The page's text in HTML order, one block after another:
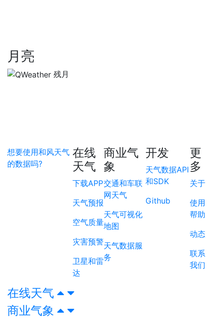
月亮
残月
想要使用和风天气
的数据吗?
在线
天气
下载APP
天气预报
空气质量
灾害预警
卫星和雷
达
商业气
象
交通和车联
网天气
天气可视化
地图
天气数据服
务
开发
天气数据API
和SDK
Github
更
多
关于
使用
帮助
动态
联系
我们
在线天气
商业气象